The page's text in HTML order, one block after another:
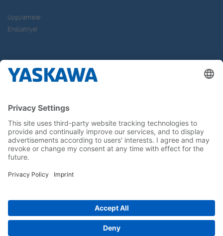
Uygulamalar
Endüstriyel
Kariyer
Bizi sosyal medyadan takip edin..